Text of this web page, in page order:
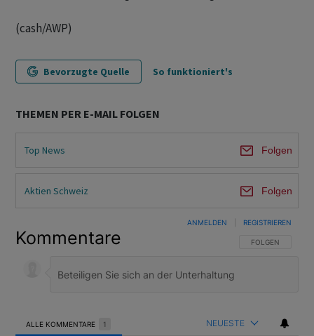
(cash/AWP)
Bevorzugte Quelle So funktioniert's
THEMEN PER E-MAIL FOLGEN
Top News Folgen
Aktien Schweiz Folgen
Kommentare FOLGE DIESER
FOLGEN
ANMELDEN REGISTRIEREN
ALLE KOMMENTARE 1 NEUESTE